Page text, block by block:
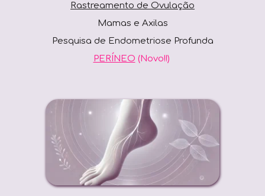
Rastreamento de Ovulação
Mamas e Axilas
Pesquisa de Endometriose Profunda
PERÍNEO (Novo!!)